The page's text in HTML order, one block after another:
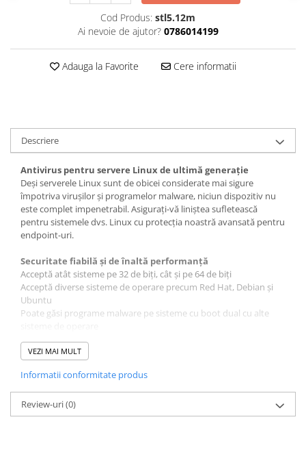
Cod Produs: stl5.12m
Ai nevoie de ajutor? 0786014199
Adauga la Favorite Cere informatii
Descriere
Antivirus pentru servere Linux de ultimă generație
Deși serverele Linux sunt de obicei considerate mai sigure
împotriva virușilor și programelor malware, niciun dispozitiv nu
este complet impenetrabil. Asigurați-vă liniștea sufletească
pentru sistemele dvs. Linux cu protecția noastră avansată pentru
endpoint-uri.
Securitate fiabilă și de înaltă performanță
Acceptă atât sisteme pe 32 de biți, cât și pe 64 de biți
Acceptă diverse sisteme de operare precum Red Hat, Debian și
Ubuntu
Poate găsi programe malware pe sisteme cu boot dual cu alte
Dezvoltat și actualizat continuu
Păstrați-vă sistemele Linux protejate cu soluția noastră antivirus
ușoară, care nu vă încetinește. Tehnologia noastră CommunityIQ
oferă protecție anti-malware Linux în timp real și accelerează
stațiile de lucru prin protejarea fișierelor de pe server, utilizând
VEZI MAI MULT
Informatii conformitate produs
Review-uri(0)